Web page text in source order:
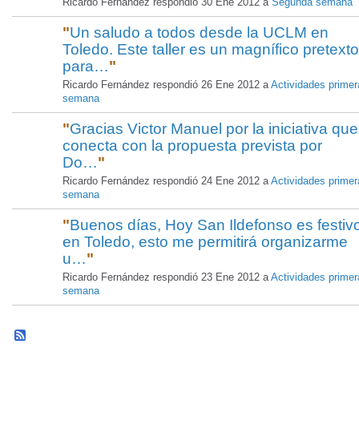
"Un saludo a todos desde la UCLM en
Toledo. Este taller es un magnífico pretexto
para…"
Ricardo Fernández respondió 26 Ene 2012 a Actividades
semana
"Gracias Victor Manuel por la iniciativa que
conecta con la propuesta prevista por
Do…"
Ricardo Fernández respondió 24 Ene 2012 a Actividades
semana
"Buenos días, Hoy San Ildefonso es
en Toledo, esto me permitirá organizarme
u…"
Ricardo Fernández respondió 23 Ene 2012 a Actividades
semana